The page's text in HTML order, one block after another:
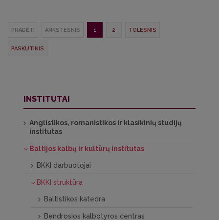
PRADĖTI ANKSTESNIS 1 2 TOLESNIS
PASKUTINIS
INSTITUTAI
Anglistikos, romanistikos ir klasikinių studijų
institutas
Baltijos kalbų ir kultūrų institutas
BKKI darbuotojai
BKKI struktūra
Baltistikos katedra
Bendrosios kalbotyros centras